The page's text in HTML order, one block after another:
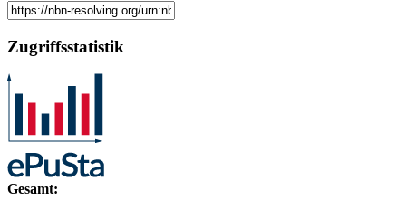
Zugriffsstatistik
Gesamt: